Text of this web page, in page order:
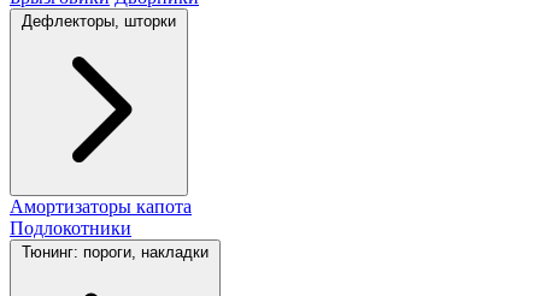
Дефлекторы, шторки
Амортизаторы капота
Подлокотники
Тюнинг: пороги, накладки